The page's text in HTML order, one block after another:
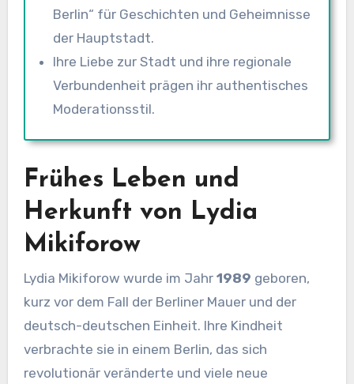
Berlin“ für Geschichten und Geheimnisse
der Hauptstadt.
Ihre Liebe zur Stadt und ihre regionale
Verbundenheit prägen ihr authentisches
Moderationsstil.
Frühes Leben und
Herkunft von Lydia
Mikiforow
Lydia Mikiforow wurde im Jahr 1989 geboren,
kurz vor dem Fall der Berliner Mauer und der
deutsch-deutschen Einheit. Ihre Kindheit
verbrachte sie in einem Berlin, das sich
revolutionär veränderte und viele neue